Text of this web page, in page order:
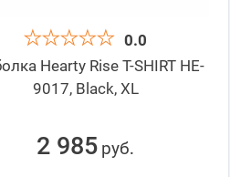
0.0
Hearty Rise T-SHIRT HE-
9017, Black, XL
2 985 руб.